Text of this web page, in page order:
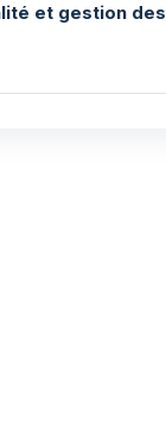
et gestion des